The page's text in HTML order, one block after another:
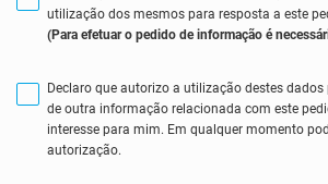
utilização dos mesmos para resposta a este
(Para efetuar o pedido de informação é
Declaro que autorizo a utilização destes
de outra informação relacionada com este
interesse para mim. Em qualquer momento
autorização.